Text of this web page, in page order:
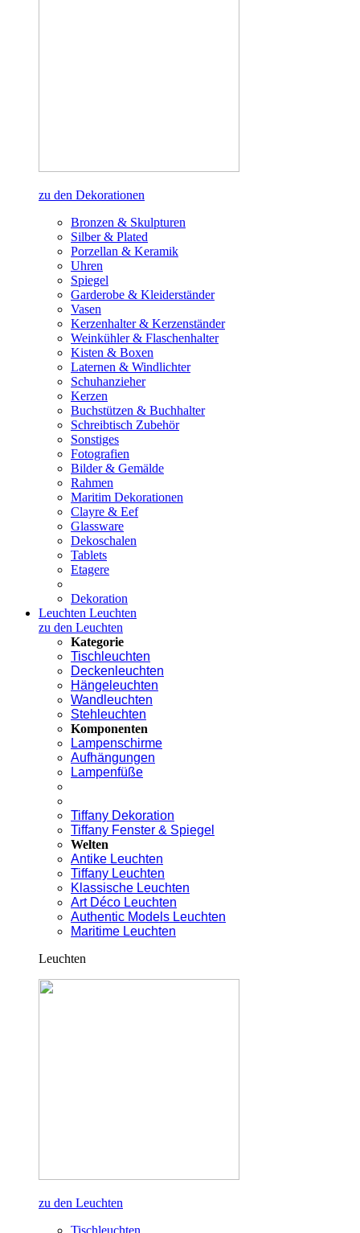
zu den Dekorationen
Bronzen & Skulpturen
Silber & Plated
Porzellan & Keramik
Uhren
Spiegel
Garderobe & Kleiderständer
Vasen
Kerzenhalter & Kerzenständer
Weinkühler & Flaschenhalter
Kisten & Boxen
Laternen & Windlichter
Schuhanzieher
Kerzen
Buchstützen & Buchhalter
Schreibtisch Zubehör
Sonstiges
Fotografien
Bilder & Gemälde
Rahmen
Maritim Dekorationen
Clayre & Eef
Glassware
Dekoschalen
Tablets
Etagere
Dekoration
Leuchten Leuchten
zu den Leuchten
Kategorie
Tischleuchten
Deckenleuchten
Hängeleuchten
Wandleuchten
Stehleuchten
Komponenten
Lampenschirme
Aufhängungen
Lampenfüße
Tiffany Dekoration
Tiffany Fenster & Spiegel
Welten
Antike Leuchten
Tiffany Leuchten
Klassische Leuchten
Art Déco Leuchten
Authentic Models Leuchten
Maritime Leuchten
Leuchten
zu den Leuchten
Tischleuchten